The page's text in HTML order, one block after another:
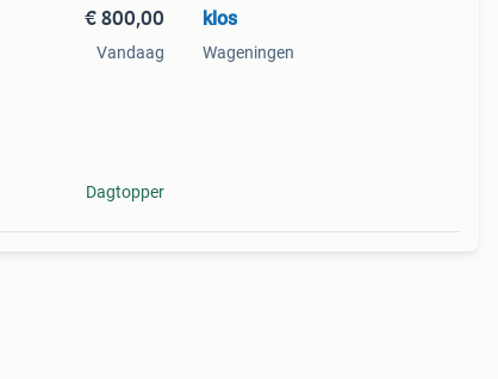
€ 800,00
Vandaag
Dagtopper
klos
Wageningen